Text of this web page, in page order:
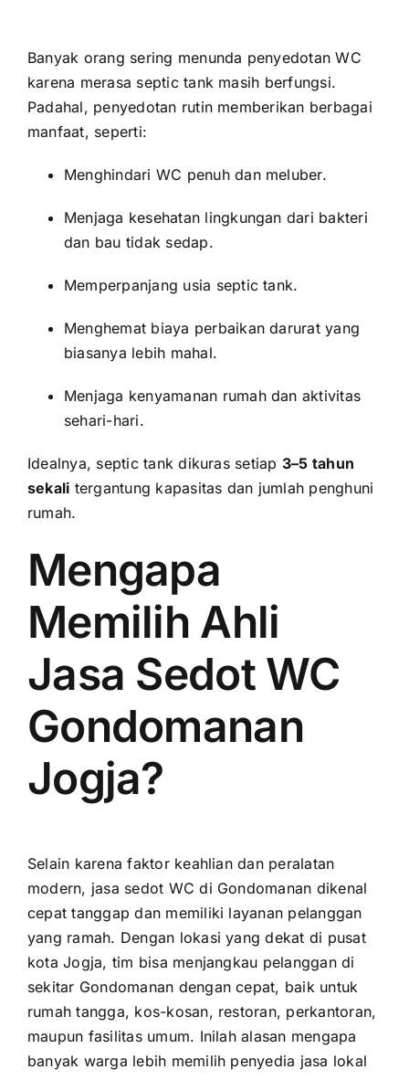
Banyak orang sering menunda penyedotan WC
karena merasa septic tank masih berfungsi.
Padahal, penyedotan rutin memberikan berbagai
manfaat, seperti:
Menghindari WC penuh dan meluber.
Menjaga kesehatan lingkungan dari bakteri
dan bau tidak sedap.
Memperpanjang usia septic tank.
Menghemat biaya perbaikan darurat yang
biasanya lebih mahal.
Menjaga kenyamanan rumah dan aktivitas
sehari-hari.
Idealnya, septic tank dikuras setiap 3–5 tahun
sekali tergantung kapasitas dan jumlah penghuni
rumah.
Mengapa
Memilih Ahli
Jasa Sedot WC
Gondomanan
Jogja?
Selain karena faktor keahlian dan peralatan
modern, jasa sedot WC di Gondomanan dikenal
cepat tanggap dan memiliki layanan pelanggan
yang ramah. Dengan lokasi yang dekat di pusat
kota Jogja, tim bisa menjangkau pelanggan di
sekitar Gondomanan dengan cepat, baik untuk
rumah tangga, kos-kosan, restoran, perkantoran,
maupun fasilitas umum. Inilah alasan mengapa
banyak warga lebih memilih penyedia jasa lokal